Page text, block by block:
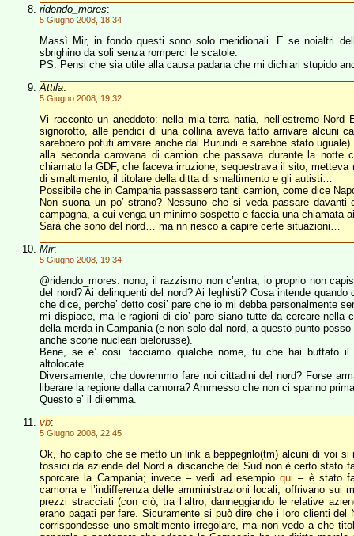
ridendo_mores:
5 Giugno 2008, 18:34
Massì Mir, in fondo questi sono solo meridionali. E se noialtri
sbrighino da soli senza romperci le scatole.
PS. Pensi che sia utile alla causa padana che mi dichiari stupido
Attila:
5 Giugno 2008, 19:32
Vi racconto un aneddoto: nella mia terra natia, nell’estremo
signorotto, alle pendici di una collina aveva fatto arrivare alcuni
sarebbero potuti arrivare anche dal Burundi e sarebbe stato
alla seconda carovana di camion che passava durante la notte
chiamato la GDF, che faceva irruzione, sequestrava il sito,
di smaltimento, il titolare della ditta di smaltimento e gli autisti…
Possibile che in Campania passassero tanti camion, come dice
Non suona un po’ strano? Nessuno che si veda passare
campagna, a cui venga un minimo sospetto e faccia una chiamata
Sarà che sono del nord… ma nn riesco a capire certe situazioni…
Mir:
5 Giugno 2008, 19:34
@ridendo_mores: nono, il razzismo non c’entra, io proprio non
del nord? Ai delinquenti del nord? Ai leghisti? Cosa intende
che dice, perche’ detto cosi’ pare che io mi debba personalmente
mi dispiace, ma le ragioni di cio’ pare siano tutte da cercare
della merda in Campania (e non solo dal nord, a questo punto
anche scorie nucleari bielorusse).
Bene, se e’ cosi’ facciamo qualche nome, tu che hai buttato
altolocate.
Diversamente, che dovremmo fare noi cittadini del nord? Forse
liberare la regione dalla camorra? Ammesso che non ci sparino
Questo e’ il dilemma.
vb:
5 Giugno 2008, 22:45
Ok, ho capito che se metto un link a beppegrilo(tm) alcuni di voi
tossici da aziende del Nord a discariche del Sud non è certo stato
sporcare la Campania; invece – vedi ad esempio qui – è stato
camorra e l’indifferenza delle amministrazioni locali, offrivano
prezzi stracciati (con ciò, tra l’altro, danneggiando le relative
erano pagati per fare. Sicuramente si può dire che i loro clienti del
corrispondesse uno smaltimento irregolare, ma non vedo a che